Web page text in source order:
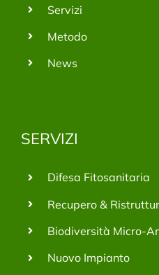
Servizi
Metodo
News
SERVIZI
Difesa Fitosanitaria
Recupero &
Biodiversità Micro-
Nuovo Impianto